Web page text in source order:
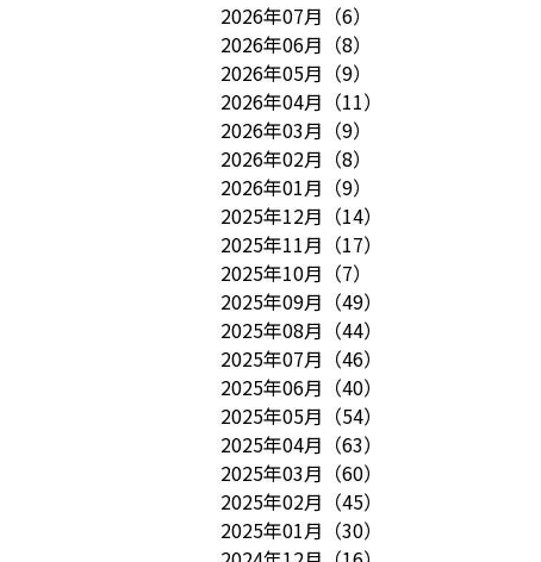
2026年07月 （6）
2026年06月 （8）
2026年05月 （9）
2026年04月 （11）
2026年03月 （9）
2026年02月 （8）
2026年01月 （9）
2025年12月 （14）
2025年11月 （17）
2025年10月 （7）
2025年09月 （49）
2025年08月 （44）
2025年07月 （46）
2025年06月 （40）
2025年05月 （54）
2025年04月 （63）
2025年03月 （60）
2025年02月 （45）
2025年01月 （30）